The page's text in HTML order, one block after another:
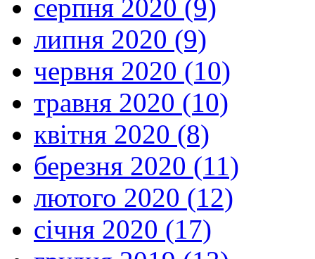
серпня 2020 (9)
липня 2020 (9)
червня 2020 (10)
травня 2020 (10)
квітня 2020 (8)
березня 2020 (11)
лютого 2020 (12)
січня 2020 (17)